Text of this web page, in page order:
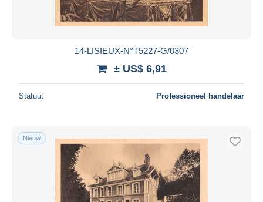
14-LISIEUX-N°T5227-G/0307
± US$ 6,91
Statuut Professioneel handelaar
Nieuw